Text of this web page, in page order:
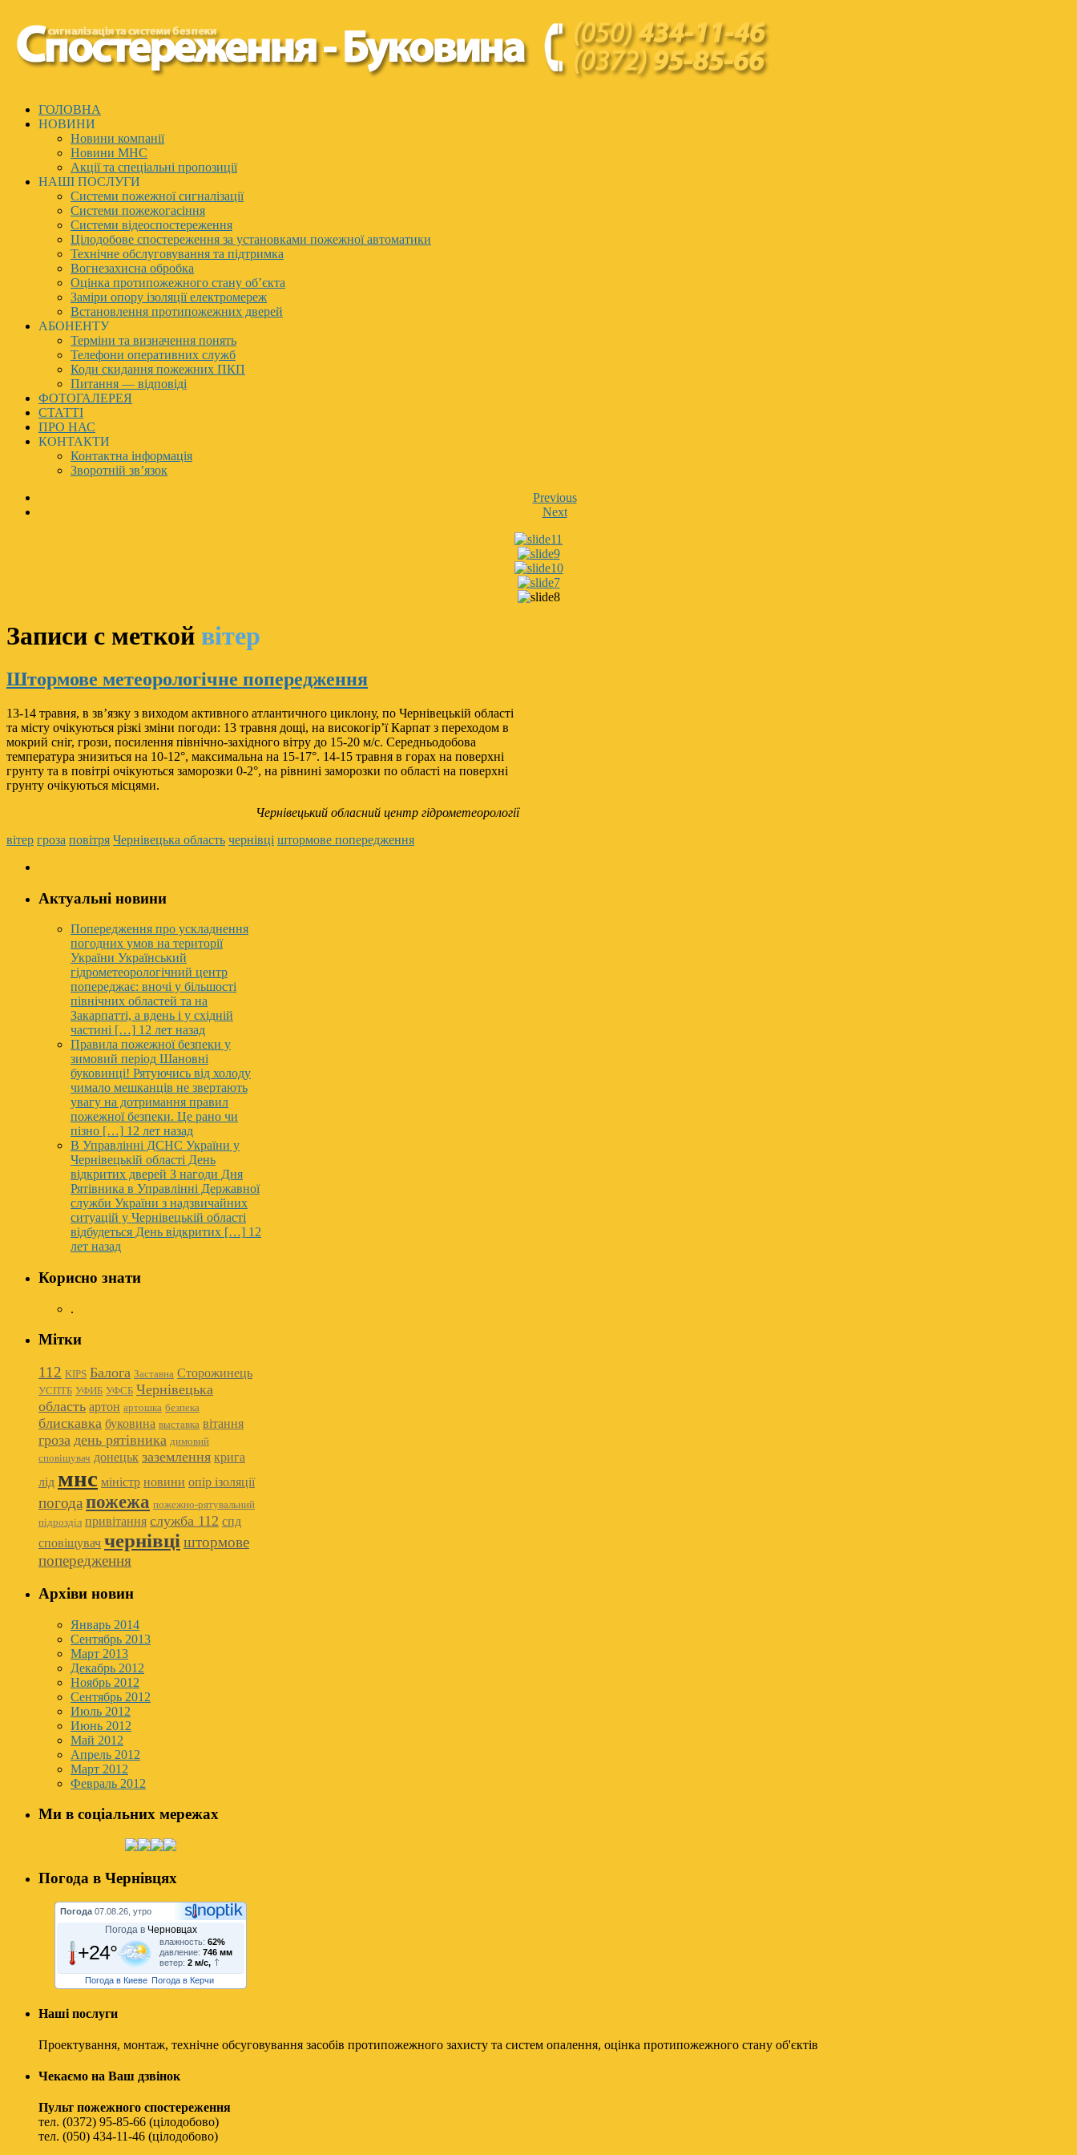
ГОЛОВНА
НОВИНИ
Новини компанії
Новини МНС
Акції та спеціальні пропозиції
НАШІ ПОСЛУГИ
Системи пожежної сигналізації
Системи пожежогасіння
Системи відеоспостереження
Цілодобове спостереження за установками пожежної автоматики
Технічне обслуговування та підтримка
Вогнезахисна обробка
Оцінка протипожежного стану об’єкта
Заміри опору ізоляції електромереж
Встановлення протипожежних дверей
АБОНЕНТУ
Терміни та визначення понять
Телефони оперативних служб
Коди скидання пожежних ПКП
Питання — відповіді
ФОТОГАЛЕРЕЯ
СТАТТІ
ПРО НАС
КОНТАКТИ
Контактна інформація
Зворотній зв’язок
Previous
Next
Записи с меткой вітер
Штормове метеорологічне попередження
13-14 травня, в зв’язку з виходом активного атлантичного циклону, по Чернівецькій області
та місту очікуються різкі зміни погоди: 13 травня дощі, на високогір’ї Карпат з переходом в
мокрий сніг, грози, посилення північно-західного вітру до 15-20 м/с. Середньодобова
температура знизиться на 10-12°, максимальна на 15-17°. 14-15 травня в горах на поверхні
грунту та в повітрі очікуються заморозки 0-2°, на рівнині заморозки по області на поверхні
грунту очікуються місцями.
Чернівецький обласний центр гідрометеорології
вітер гроза повітря Чернівецька область чернівці штормове попередження
Актуальні новини
Попередження про ускладнення
погодних умов на території
України Український
гідрометеорологічний центр
попереджає: вночі у більшості
північних областей та на
Закарпатті, а вдень і у східній
частині […] 12 лет назад
Правила пожежної безпеки у
зимовий період Шановні
буковинці! Рятуючись від холоду
чимало мешканців не звертають
увагу на дотримання правил
пожежної безпеки. Це рано чи
пізно […] 12 лет назад
В Управлінні ДСНС України у
Чернівецькій області День
відкритих дверей З нагоди Дня
Рятівника в Управлінні Державної
служби України з надзвичайних
ситуацій у Чернівецькій області
відбудеться День відкритих […] 12
лет назад
Корисно знати
.
Мітки
112 KIPS Балога Заставна Сторожинець
УСПТБ УФИБ УФСБ Чернівецька
область артон артошка безпека
блискавка буковина выставка вітання
гроза день рятівника димовий
сповіщувач донецьк заземлення крига
лід мнс міністр новини опір ізоляції
погода пожежа пожежно-рятувальний
підрозділ привітання служба 112 спд
сповіщувач чернівці штормове
попередження
Архіви новин
Январь 2014
Сентябрь 2013
Март 2013
Декабрь 2012
Ноябрь 2012
Сентябрь 2012
Июль 2012
Июнь 2012
Май 2012
Апрель 2012
Март 2012
Февраль 2012
Ми в соціальних мережах
Погода в Чернівцях
Погода 07.08.26, утро
Погода в Черновцах
+24° влажность: 62%
давление: 746 мм
ветер: 2 м/с,
Погода в Киеве Погода в Керчи
Наші послуги
Проектування, монтаж, технічне обсуговування засобів протипожежного захисту та систем опалення, оцінка протипожежного стану об'єктів
Чекаємо на Ваш дзвінок
Пульт пожежного спостереження
тел. (0372) 95-85-66 (цілодобово)
тел. (050) 434-11-46 (цілодобово)